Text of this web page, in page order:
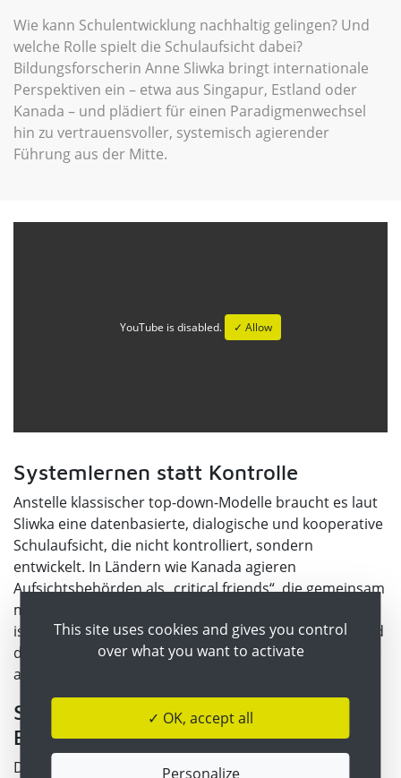
Wie kann Schulentwicklung nachhaltig gelingen? Und
welche Rolle spielt die Schulaufsicht dabei?
Bildungsforscherin Anne Sliwka bringt internationale
Perspektiven ein – etwa aus Singapur, Estland oder
Kanada – und plädiert für einen Paradigmenwechsel
hin zu vertrauensvoller, systemisch agierender
Führung aus der Mitte.
YouTube is disabled. ✓ Allow
Systemlernen statt Kontrolle
Anstelle klassischer top-down-Modelle braucht es laut
Sliwka eine datenbasierte, dialogische und kooperative
Schulaufsicht, die nicht kontrolliert, sondern
entwickelt. In Ländern wie Kanada agieren
Aufsichtsbehörden als „critical friends“, die gemeinsam
mit Schulen Reflexionsräume schaffen. Entscheidend
ist eine Kultur des Vertrauens, gemeinsame Werte und
die Fähigkeit, auf Systemebene zu lernen – mit Schulen
als professionellen Lerngemeinschaften.
Schulaufsicht als
Ermöglichungsstruktur
Damit Schulaufsicht zum echten Entwicklungsmotor
This site uses cookies and gives you control
over what you want to activate
✓ OK, accept all
Personalize